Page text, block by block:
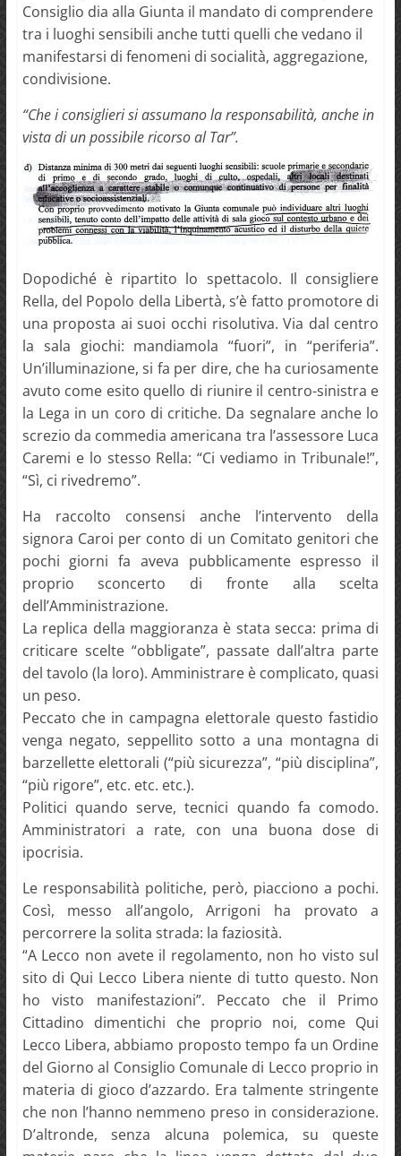
Consiglio dia alla Giunta il mandato di comprendere
tra i luoghi sensibili anche tutti quelli che vedano il
manifestarsi di fenomeni di socialità, aggregazione,
condivisione.
“Che i consiglieri si assumano la responsabilità, anche in
vista di un possibile ricorso al Tar”.
Dopodiché è ripartito lo spettacolo. Il consigliere
Rella, del Popolo della Libertà, s’è fatto promotore di
una proposta ai suoi occhi risolutiva. Via dal centro
la sala giochi: mandiamola “fuori”, in “periferia”.
Un’illuminazione, si fa per dire, che ha curiosamente
avuto come esito quello di riunire il centro-sinistra e
la Lega in un coro di critiche. Da segnalare anche lo
screzio da commedia americana tra l’assessore Luca
Caremi e lo stesso Rella: “Ci vediamo in Tribunale!”,
“Sì, ci rivedremo”.
Ha raccolto consensi anche l’intervento della
signora Caroi per conto di un Comitato genitori che
pochi giorni fa aveva pubblicamente espresso il
proprio sconcerto di fronte alla scelta
dell’Amministrazione.
La replica della maggioranza è stata secca: prima di
criticare scelte “obbligate”, passate dall’altra parte
del tavolo (la loro). Amministrare è complicato, quasi
un peso.
Peccato che in campagna elettorale questo fastidio
venga negato, seppellito sotto a una montagna di
barzellette elettorali (“più sicurezza”, “più disciplina”,
“più rigore”, etc. etc. etc.).
Politici quando serve, tecnici quando fa comodo.
Amministratori a rate, con una buona dose di
ipocrisia.
Le responsabilità politiche, però, piacciono a pochi.
Così, messo all’angolo, Arrigoni ha provato a
percorrere la solita strada: la faziosità.
“A Lecco non avete il regolamento, non ho visto sul
sito di Qui Lecco Libera niente di tutto questo. Non
ho visto manifestazioni”. Peccato che il Primo
Cittadino dimentichi che proprio noi, come Qui
Lecco Libera, abbiamo proposto tempo fa un Ordine
del Giorno al Consiglio Comunale di Lecco proprio in
materia di gioco d’azzardo. Era talmente stringente
che non l’hanno nemmeno preso in considerazione.
D’altronde, senza alcuna polemica, su queste